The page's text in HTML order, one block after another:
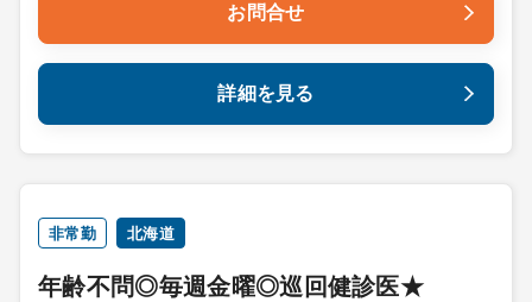
お問合せ
詳細を見る
非常勤 北海道
年齢不問◎毎週金曜◎巡回健診医★